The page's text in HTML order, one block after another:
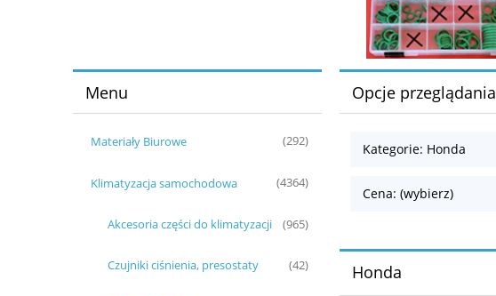
Menu
Materiały Biurowe (292)
Klimatyzacja samochodowa (4364)
Akcesoria części do klimatyzacji (965)
Czujniki ciśnienia, presostaty (42)
Opcje przeglądania
Kategorie: Honda
Cena: (wybierz)
Honda